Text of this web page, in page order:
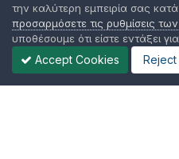
την καλύτερη εμπειρία σας
προσαρμόσετε τις ρυθμίσεις
υποθέσουμε ότι είστε εντάξει
Accept Cookies